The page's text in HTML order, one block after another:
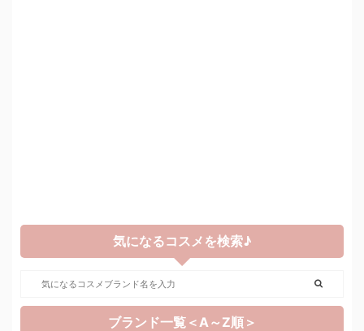
気になるコスメを検索♪
ブランド一覧＜A～Z順＞